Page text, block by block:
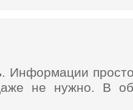
Информации
не нужно. В